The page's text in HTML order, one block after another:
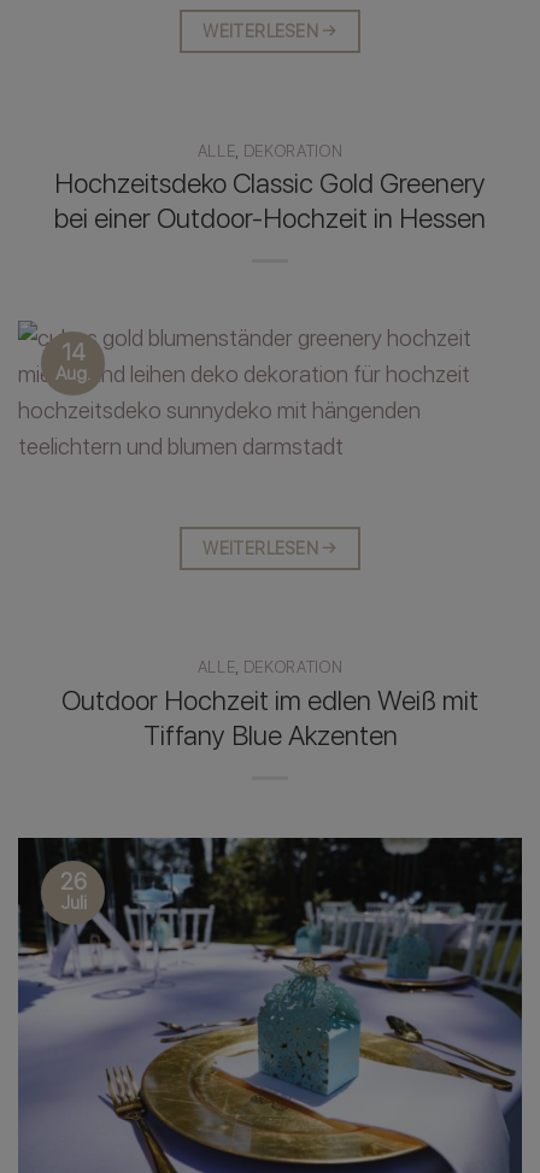
WEITERLESEN →
ALLE DEKORATION
Hochzeitsdeko Classic Gold Greenery
bei einer Outdoor-Hochzeit in Hessen
14
Aug.
WEITERLESEN →
ALLE DEKORATION
Outdoor Hochzeit im edlen Weiß mit
Tiffany Blue Akzenten
26
Juli